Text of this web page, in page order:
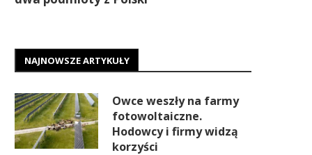
NAJNOWSZE ARTYKUŁY
Owce weszły na farmy
fotowoltaiczne.
Hodowcy i firmy widzą
korzyści